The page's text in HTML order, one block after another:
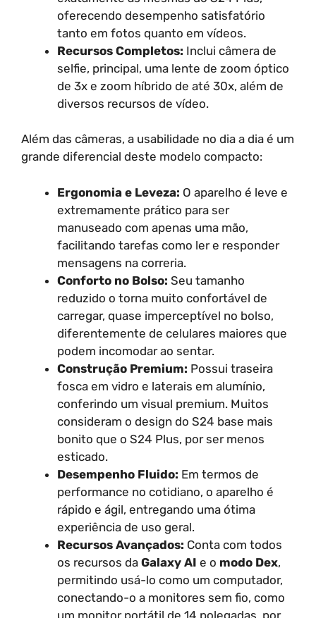
oferecendo desempenho satisfatório
tanto em fotos quanto em vídeos.
Recursos Completos: Inclui câmera de
selfie, principal, uma lente de zoom óptico
de 3x e zoom híbrido de até 30x, além de
diversos recursos de vídeo.
Além das câmeras, a usabilidade no dia a dia é um
grande diferencial deste modelo compacto:
Ergonomia e Leveza: O aparelho é leve e
extremamente prático para ser
manuseado com apenas uma mão,
facilitando tarefas como ler e responder
mensagens na correria.
Conforto no Bolso: Seu tamanho
reduzido o torna muito confortável de
carregar, quase imperceptível no bolso,
diferentemente de celulares maiores que
podem incomodar ao sentar.
Construção Premium: Possui traseira
fosca em vidro e laterais em alumínio,
conferindo um visual premium. Muitos
consideram o design do S24 base mais
bonito que o S24 Plus, por ser menos
esticado.
Desempenho Fluido: Em termos de
performance no cotidiano, o aparelho é
rápido e ágil, entregando uma ótima
experiência de uso geral.
Recursos Avançados: Conta com todos
os recursos da Galaxy AI e o modo Dex,
permitindo usá-lo como um computador,
conectando-o a monitores sem fio, como
um monitor portátil de 14 polegadas, por